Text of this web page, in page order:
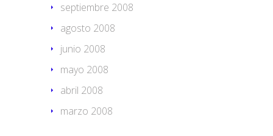
septiembre 2008
agosto 2008
junio 2008
mayo 2008
abril 2008
marzo 2008